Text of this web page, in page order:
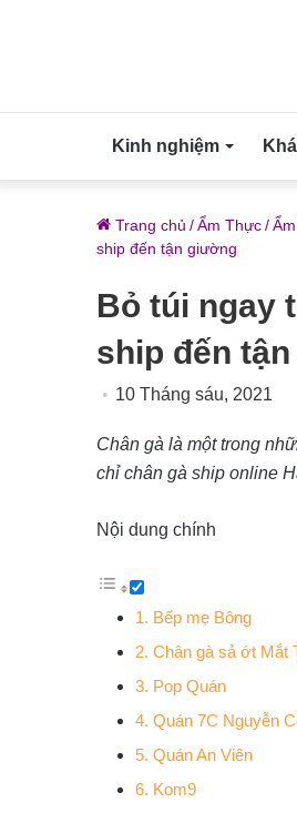
Kinh nghiệm
Trang chủ /Ẩm Thực/
ship đến tận giường
Bỏ túi ngay
ship đến
10 Tháng sáu, 2021
Chân gà là một trong
chỉ chân gà ship online
Nội dung chính
1. Bếp mẹ Bông
2. Chân gà sả ớt Mắt
3. Pop Quán
4. Quán 7C Nguyễn
5. Quán An Viên
6. Kom9